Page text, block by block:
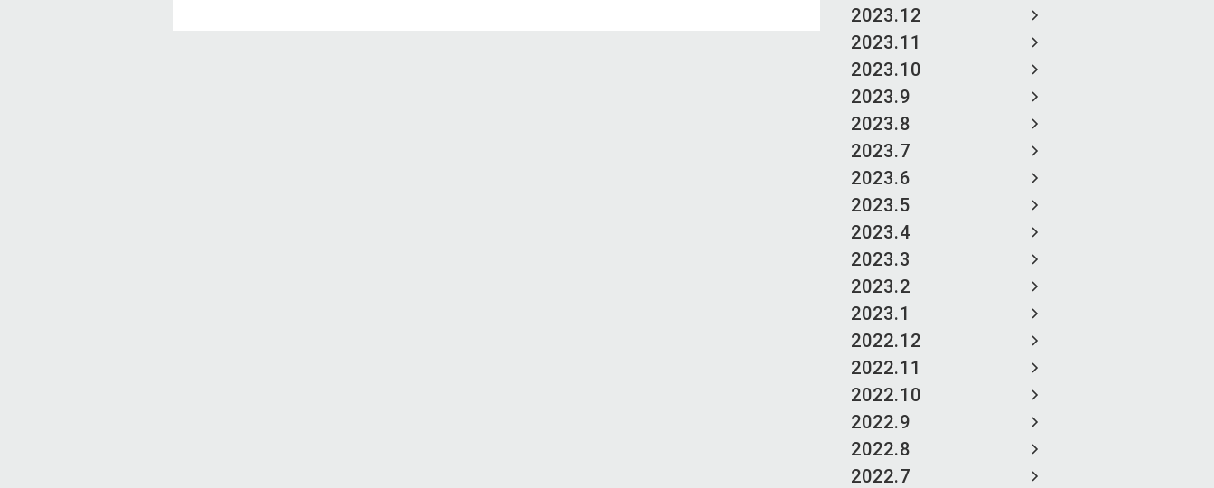
2023.12
2023.11
2023.10
2023.9
2023.8
2023.7
2023.6
2023.5
2023.4
2023.3
2023.2
2023.1
2022.12
2022.11
2022.10
2022.9
2022.8
2022.7